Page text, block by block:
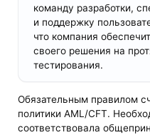
команду разработки,
и поддержку
что компания
своего решения на
тестирования.
Обязательным правилом
политики AML/CFT.
соответствовала